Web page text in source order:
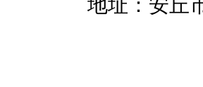
地址：安丘